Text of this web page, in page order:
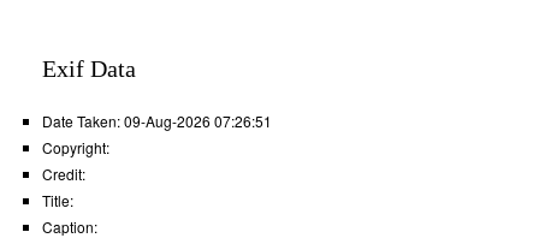
Exif Data
Date Taken:09-Aug-2026 07:26:51
Copyright:
Credit:
Title:
Caption: